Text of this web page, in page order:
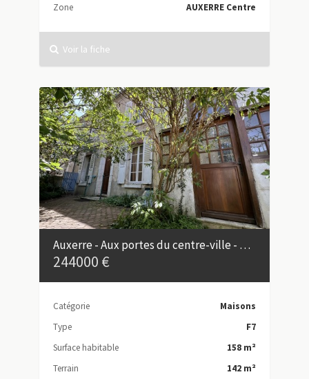
Zone
AUXERRE Centre
Voir la fiche
Auxerre - Aux portes du centre-ville - Maison familiale de 158 m²
244000 €
Catégorie
Maisons
Type
F7
Surface habitable
158 m²
Terrain
142 m²